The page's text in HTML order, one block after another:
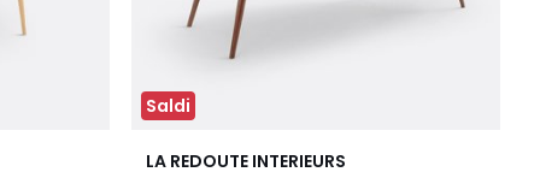
Saldi
LA REDOUTE INTERIEURS
4,8